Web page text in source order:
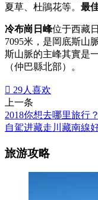
夏草、杜鵑花等。 最
冷布崗日峰位于西藏
7095米，是岡底斯山
斯山脈的主峰其實是
（仲巴縣北部）。
 29人喜欢
上一条
2018你想去哪里旅行？
自駕进藏走川藏南線
旅游攻略